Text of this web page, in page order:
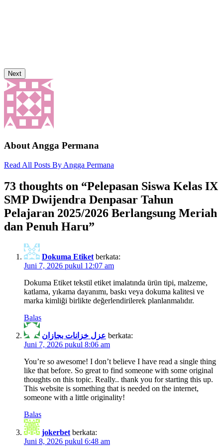
Next
About Angga Permana
Read All Posts By Angga Permana
73 thoughts on “Pelepasan Siswa Kelas IX
SMP Dwijendra Denpasar Tahun
Pelajaran 2025/2026 Berlangsung Meriah
dan Penuh Haru”
Dokuma Etiket berkata:
Juni 7, 2026 pukul 12:07 am
Dokuma Etiket tekstil etiket imalatında ürün tipi, malzeme,
katlama, yıkama dayanımı, baskı veya dokuma kalitesi ve
marka kimliği birlikte değerlendirilerek planlanmalıdır.
Balas
عزل خزانات بجازان berkata:
Juni 7, 2026 pukul 8:06 am
You’re so awesome! I don’t believe I have read a single thing
like that before. So great to find someone with some original
thoughts on this topic. Really.. thank you for starting this up.
This website is something that is needed on the internet,
someone with a little originality!
Balas
jokerbet berkata:
Juni 8, 2026 pukul 6:48 am